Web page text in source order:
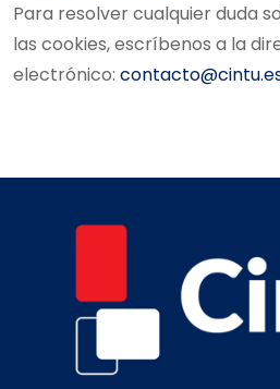
Para resolver cualquier duda
las cookies, escríbenos a la
electrónico: